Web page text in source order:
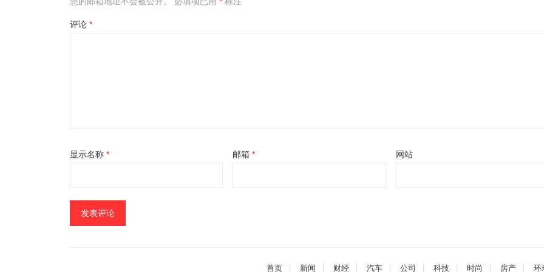
评论 *
显示名称 * 邮箱* 网站
首页 新闻 财经 汽车 公司 科技 时尚 房产 环